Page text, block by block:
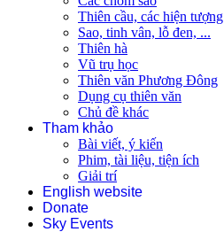
Thiên cầu, các hiện tượng
Sao, tinh vân, lỗ đen, ...
Thiên hà
Vũ trụ học
Thiên văn Phương Đông
Dụng cụ thiên văn
Chủ đề khác
Tham khảo
Bài viết, ý kiến
Phim, tài liệu, tiện ích
Giải trí
English website
Donate
Sky Events